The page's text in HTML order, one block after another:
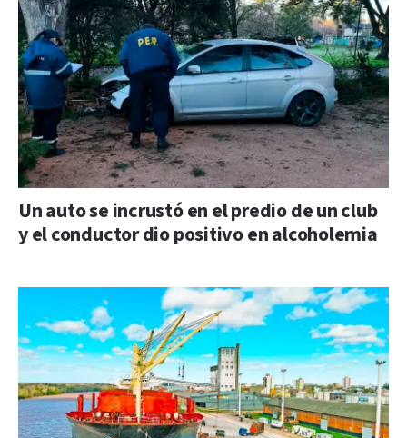
Un auto se incrustó en el predio de un club
y el conductor dio positivo en alcoholemia